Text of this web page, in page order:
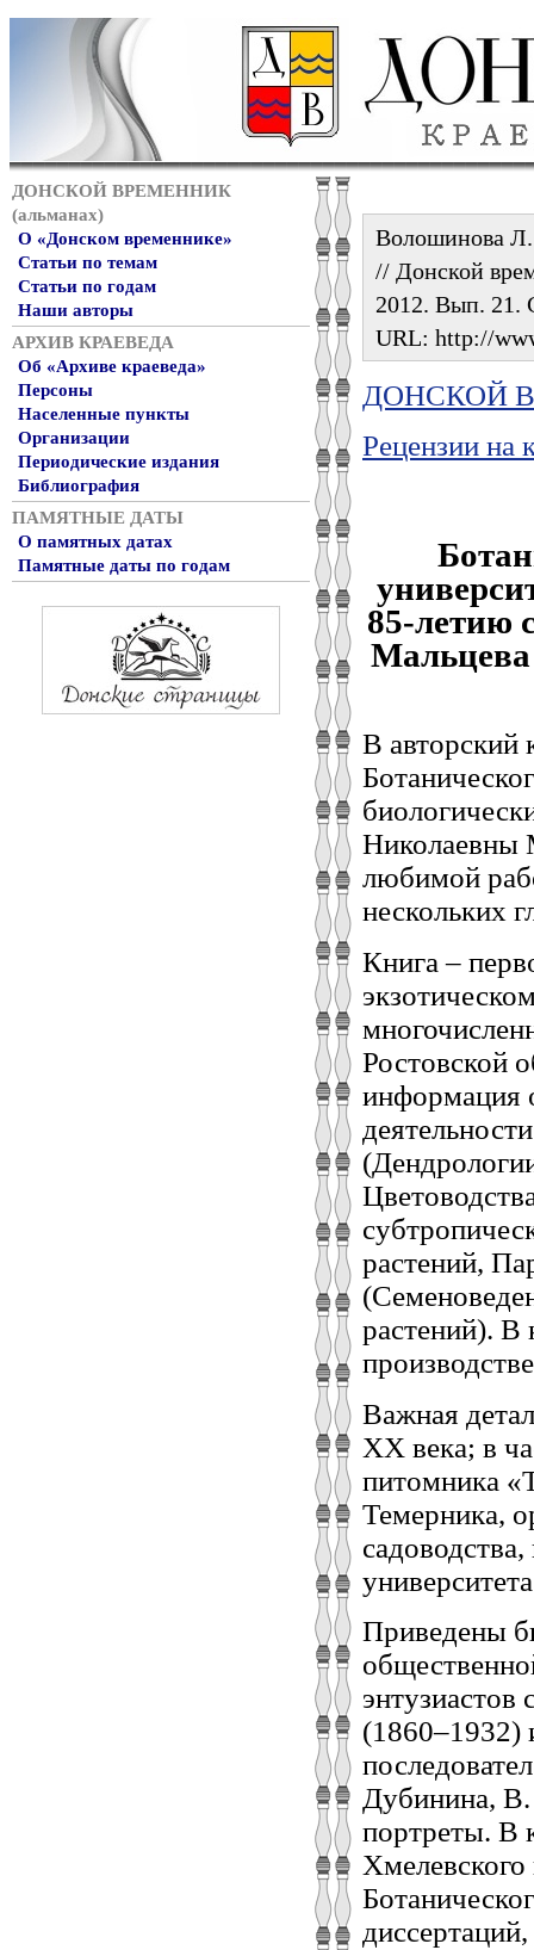
ДОНСКОЙ ВРЕМЕННИК
(альманах)
О «Донском временнике»
Статьи по темам
Статьи по годам
Наши авторы
АРХИВ КРАЕВЕДА
Об «Архиве краеведа»
Персоны
Населенные пункты
Организации
Периодические издания
Библиография
ПАМЯТНЫЕ ДАТЫ
О памятных датах
Памятные даты по годам
Волошинова Л.
// Донской
2012. Вып. 21.
URL: http://
ДОНСКОЙ
Рецензии на
85-летию
Мальцева
В авторский
Николаевны
любимой
нескольких
Книга –
Ростовской
информация
растений,
растений). В
Важная
ХХ века; в
питомника
Темерника,
Приведены
(1860–1932)
Дубинина, В.
портреты. В